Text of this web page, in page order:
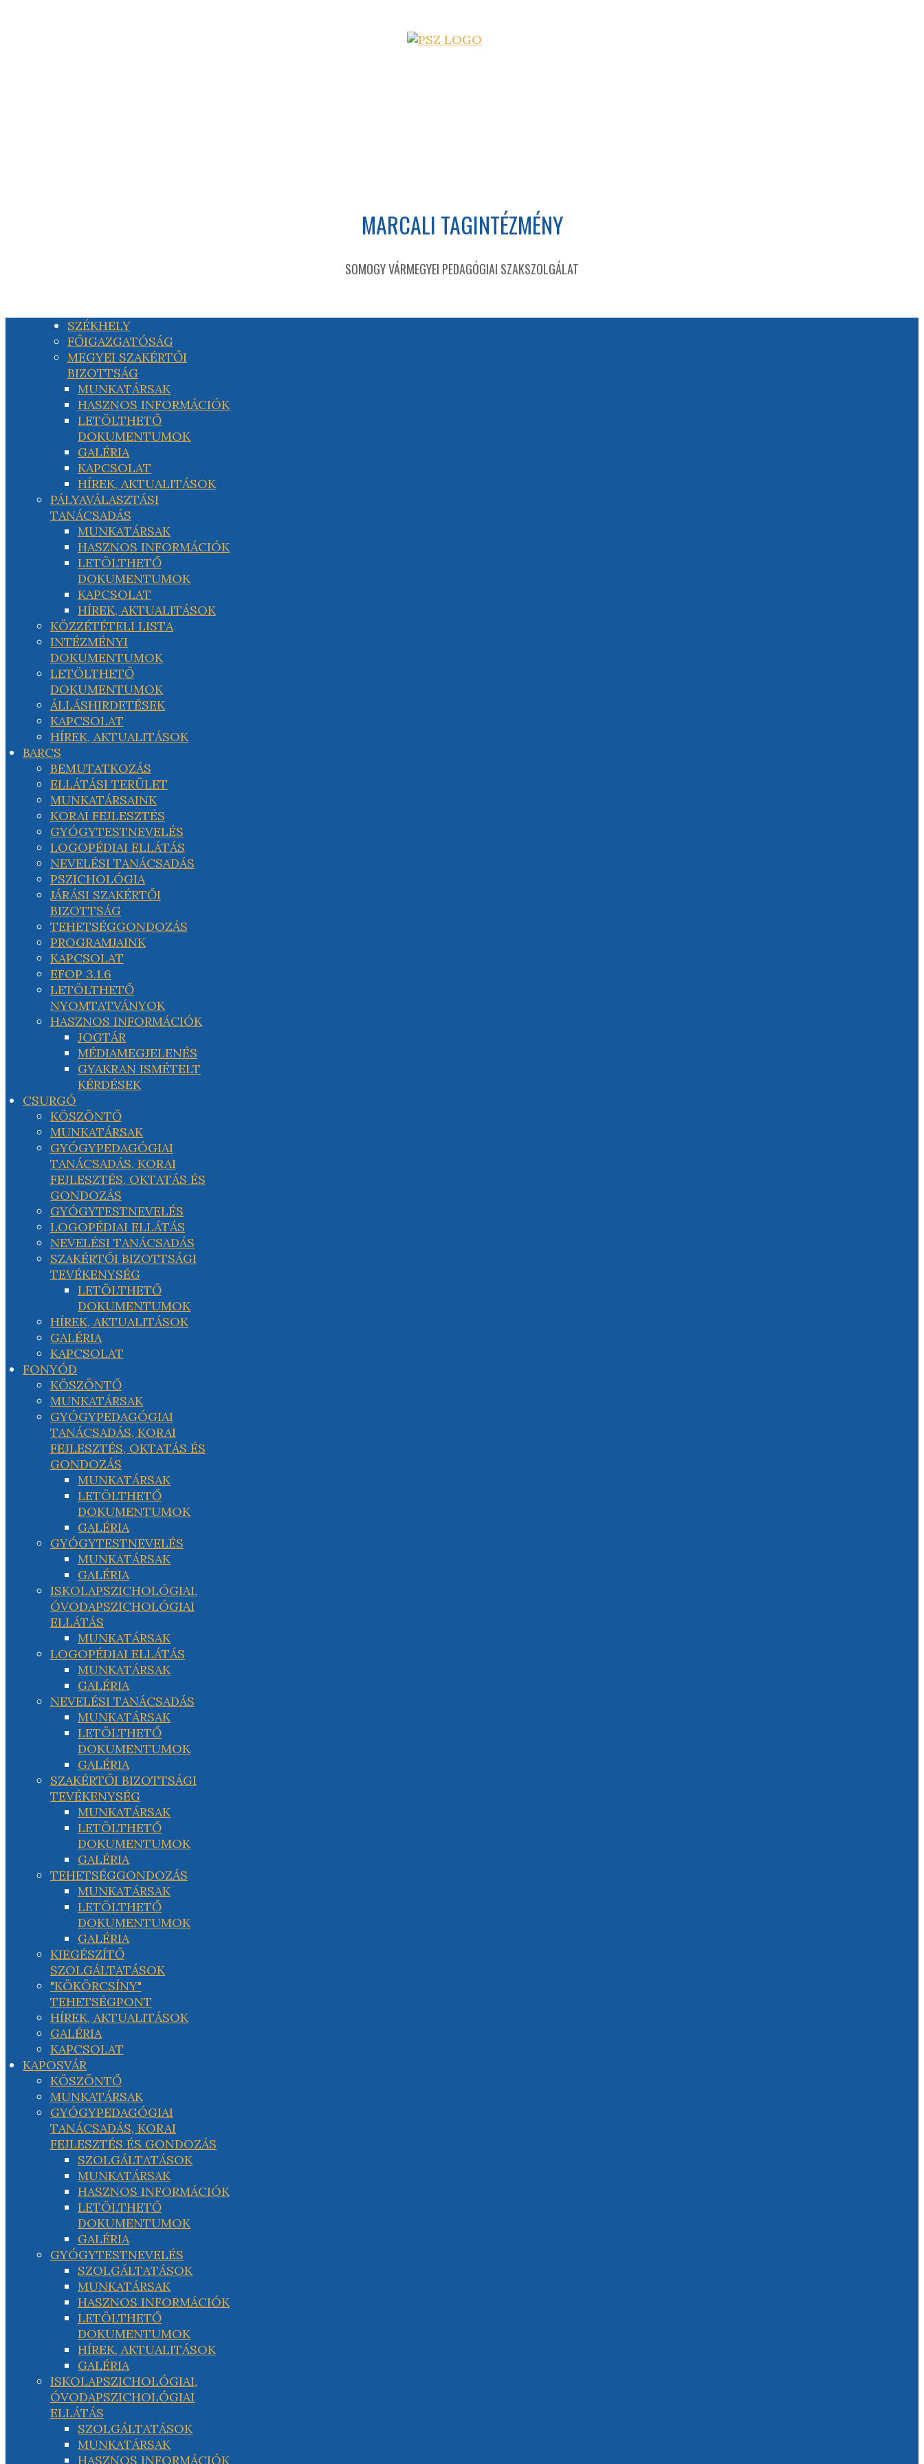
MARCALI TAGINTÉZMÉNY
SOMOGY VÁRMEGYEI PEDAGÓGIAI SZAKSZOLGÁLAT
SZÉKHELY
FŐIGAZGATÓSÁG
MEGYEI SZAKÉRTŐI
BIZOTTSÁG
MUNKATÁRSAK
HASZNOS INFORMÁCIÓK
LETÖLTHETŐ
DOKUMENTUMOK
GALÉRIA
KAPCSOLAT
HÍREK, AKTUALITÁSOK
PÁLYAVÁLASZTÁSI
TANÁCSADÁS
MUNKATÁRSAK
HASZNOS INFORMÁCIÓK
LETÖLTHETŐ
DOKUMENTUMOK
KAPCSOLAT
HÍREK, AKTUALITÁSOK
KÖZZÉTÉTELI LISTA
INTÉZMÉNYI
DOKUMENTUMOK
LETÖLTHETŐ
DOKUMENTUMOK
ÁLLÁSHIRDETÉSEK
KAPCSOLAT
HÍREK, AKTUALITÁSOK
BARCS
BEMUTATKOZÁS
ELLÁTÁSI TERÜLET
MUNKATÁRSAINK
KORAI FEJLESZTÉS
GYÓGYTESTNEVELÉS
LOGOPÉDIAI ELLÁTÁS
NEVELÉSI TANÁCSADÁS
PSZICHOLÓGIA
JÁRÁSI SZAKÉRTŐI
BIZOTTSÁG
TEHETSÉGGONDOZÁS
PROGRAMJAINK
KAPCSOLAT
EFOP 3.1.6
LETÖLTHETŐ
NYOMTATVÁNYOK
HASZNOS INFORMÁCIÓK
JOGTÁR
MÉDIAMEGJELENÉS
GYAKRAN ISMÉTELT
KÉRDÉSEK
CSURGÓ
KÖSZÖNTŐ
MUNKATÁRSAK
GYÓGYPEDAGÓGIAI
TANÁCSADÁS, KORAI
FEJLESZTÉS, OKTATÁS ÉS
GONDOZÁS
GYÓGYTESTNEVELÉS
LOGOPÉDIAI ELLÁTÁS
NEVELÉSI TANÁCSADÁS
SZAKÉRTŐI BIZOTTSÁGI
TEVÉKENYSÉG
LETÖLTHETŐ
DOKUMENTUMOK
HÍREK, AKTUALITÁSOK
GALÉRIA
KAPCSOLAT
FONYÓD
KÖSZÖNTŐ
MUNKATÁRSAK
GYÓGYPEDAGÓGIAI
TANÁCSADÁS, KORAI
FEJLESZTÉS, OKTATÁS ÉS
GONDOZÁS
MUNKATÁRSAK
LETÖLTHETŐ
DOKUMENTUMOK
GALÉRIA
GYÓGYTESTNEVELÉS
MUNKATÁRSAK
GALÉRIA
ISKOLAPSZICHOLÓGIAI,
ÓVODAPSZICHOLÓGIAI
ELLÁTÁS
MUNKATÁRSAK
LOGOPÉDIAI ELLÁTÁS
MUNKATÁRSAK
GALÉRIA
NEVELÉSI TANÁCSADÁS
MUNKATÁRSAK
LETÖLTHETŐ
DOKUMENTUMOK
GALÉRIA
SZAKÉRTŐI BIZOTTSÁGI
TEVÉKENYSÉG
MUNKATÁRSAK
LETÖLTHETŐ
DOKUMENTUMOK
GALÉRIA
TEHETSÉGGONDOZÁS
MUNKATÁRSAK
LETÖLTHETŐ
DOKUMENTUMOK
GALÉRIA
KIEGÉSZÍTŐ
SZOLGÁLTATÁSOK
"KÖKÖRCSÍNY"
TEHETSÉGPONT
HÍREK, AKTUALITÁSOK
GALÉRIA
KAPCSOLAT
KAPOSVÁR
KÖSZÖNTŐ
MUNKATÁRSAK
GYÓGYPEDAGÓGIAI
TANÁCSADÁS, KORAI
FEJLESZTÉS ÉS GONDOZÁS
SZOLGÁLTATÁSOK
MUNKATÁRSAK
HASZNOS INFORMÁCIÓK
LETÖLTHETŐ
DOKUMENTUMOK
GALÉRIA
GYÓGYTESTNEVELÉS
SZOLGÁLTATÁSOK
MUNKATÁRSAK
HASZNOS INFORMÁCIÓK
LETÖLTHETŐ
DOKUMENTUMOK
HÍREK, AKTUALITÁSOK
GALÉRIA
ISKOLAPSZICHOLÓGIAI,
ÓVODAPSZICHOLÓGIAI
ELLÁTÁS
SZOLGÁLTATÁSOK
MUNKATÁRSAK
HASZNOS INFORMÁCIÓK